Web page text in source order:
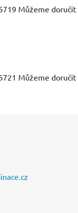
Můžeme doručit
Můžeme doručit